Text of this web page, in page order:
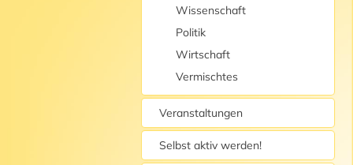
Wissenschaft
Politik
Wirtschaft
Vermischtes
Veranstaltungen
Selbst aktiv werden!